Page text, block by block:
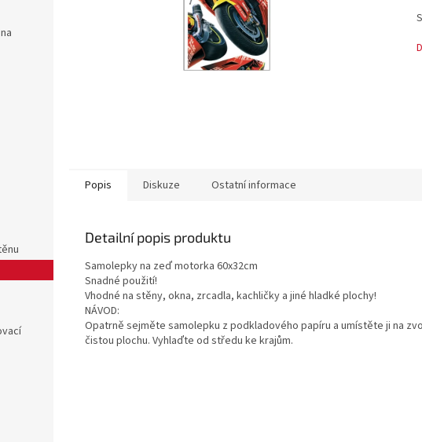
Popis Diskuze Ostatní informace
Detailní popis produktu
Samolepky na zeď motorka 60x32cm
Snadné použití!
Vhodné na stěny, okna, zrcadla, kachličky a jiné hladké plochy!
NÁVOD:
Opatrně sejměte samolepku z podkladového papíru a umístěte ji na
čistou plochu. Vyhlaďte od středu ke krajům.